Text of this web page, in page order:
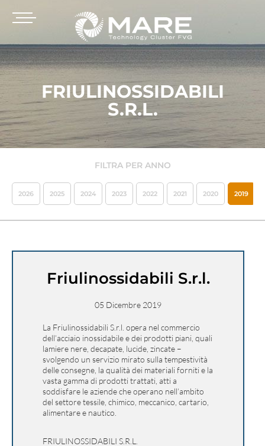
FRIULINOSSIDABILI
S.R.L.
FILTRA PER ANNO
2026 2025 2024 2023 2022 2021 2020 2019
Friulinossidabili S.r.l.
05 Dicembre 2019
La Friulinossidabili S.r.l. opera nel commercio
dell’acciaio inossidabile e dei prodotti piani, quali
lamiere nere, decapate, lucide, zincate –
svolgendo un servizio mirato sulla tempestività
delle consegne, la qualità dei materiali forniti e la
vasta gamma di prodotti trattati, atti a
soddisfare le aziende che operano nell’ambito
del settore tessile, chimico, meccanico, cartario,
alimentare e nautico.
FRIULINOSSIDABILI S.R.L.